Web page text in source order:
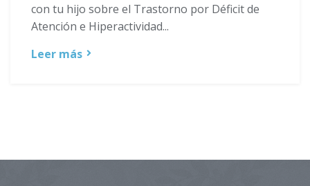
con tu hijo sobre el Trastorno por Déficit de
Atención e Hiperactividad...
Leer más